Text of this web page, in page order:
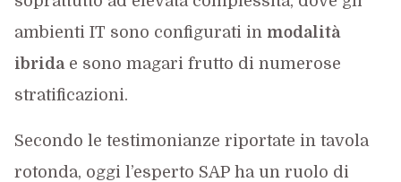
ambienti IT sono configurati in modalità
ibridae sono magari frutto di numerose
stratificazioni.
Secondo le testimonianze riportate in tavola
rotonda, oggi l’esperto SAP ha un ruolo di